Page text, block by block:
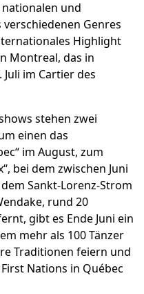
und
Genres
Highlight
Montreal, das in
Juli im Cartier des
stehen zwei
einen das
im August, zum
bei dem zwischen Juni
Sankt-Lorenz-Strom
rund 20
gibt es Ende Juni ein
mehr als 100 Tänzer
Traditionen feiern und
Nations in Québec